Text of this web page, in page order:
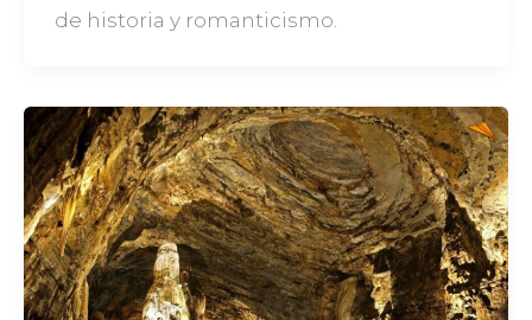
de historia y romanticismo.